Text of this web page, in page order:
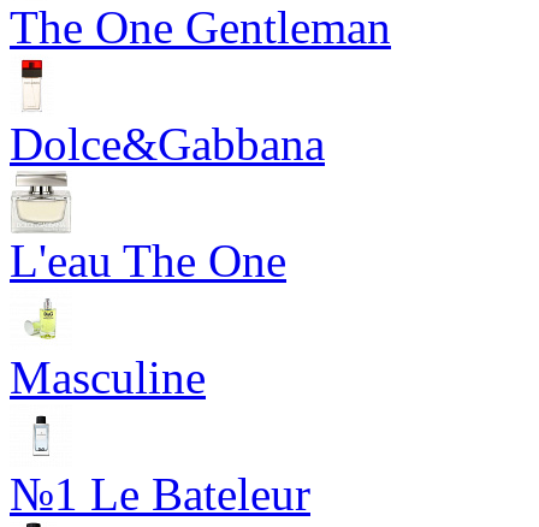
The One Gentleman
Dolce&Gabbana
L'eau The One
Masculine
№1 Le Bateleur